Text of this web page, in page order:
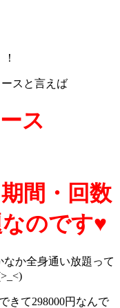
スと言えば
ス
間・回数
のです♥
か全身通い放題って
きて298000円なんで